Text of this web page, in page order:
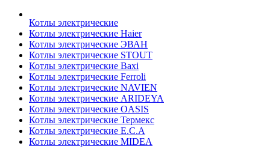
Котлы электрические
Котлы электрические Haier
Котлы электрические ЭВАН
Котлы электрические STOUT
Котлы электрические Baxi
Котлы электрические Ferroli
Котлы электрические NAVIEN
Котлы электрические ARIDEYA
Котлы электрические OASIS
Котлы электрические Термекс
Котлы электрические E.C.A
Котлы электрические MIDEA